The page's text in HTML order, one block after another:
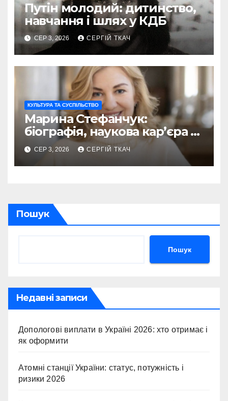
Путін молодий: дитинство,
навчання і шлях у КДБ
СЕР 3, 2026 СЕРГІЙ ТКАЧ
КУЛЬТУРА ТА СУСПІЛЬСТВО
Марина Стефанчук:
біографія, наукова кар’єра та
сім’я
СЕР 3, 2026 СЕРГІЙ ТКАЧ
Пошук
Пошук
Недавні записи
Допологові виплати в Україні 2026: хто отримає і
як оформити
Атомні станції України: статус, потужність і
ризики 2026